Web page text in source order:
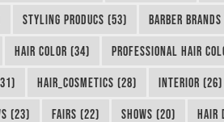
STYLING PRODUCS (53) BARBER
HAIR COLOR (34) PROFESSIONAL HAIR
HAIR_COSMETICS (28) INTERIOR (26)
(23) FAIRS (22) SHOWS (20) HAIR